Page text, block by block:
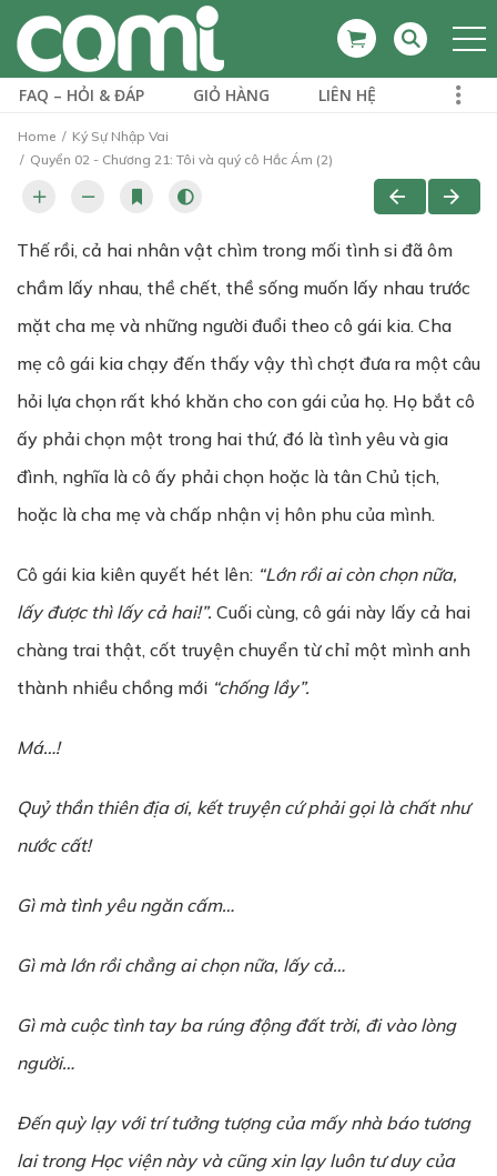
FAQ – HỎI & ĐÁP GIỎ HÀNG LIÊN HỆ
Home
Ký Sự Nhập Vai
Quyển 02 - Chương 21: Tôi và quý cô Hắc Ám (2)
Thế rồi, cả hai nhân vật chìm trong mối tình si đã ôm
chầm lấy nhau, thề chết, thề sống muốn lấy nhau trước
mặt cha mẹ và những người đuổi theo cô gái kia. Cha
mẹ cô gái kia chạy đến thấy vậy thì chợt đưa ra một câu
hỏi lựa chọn rất khó khăn cho con gái của họ. Họ bắt cô
ấy phải chọn một trong hai thứ, đó là tình yêu và gia
đình, nghĩa là cô ấy phải chọn hoặc là tân Chủ tịch,
hoặc là cha mẹ và chấp nhận vị hôn phu của mình.
Cô gái kia kiên quyết hét lên: “Lớn rồi ai còn chọn nữa,
lấy được thì lấy cảhai!”. Cuối cùng, cô gái này lấy cả hai
chàng trai thật, cốt truyện chuyển từ chỉ một mình anh
thành nhiều chồng mới “chống lầy”.
Má…!
Quỷthần thiên địa ơi, kết truyện cứphải gọi là chất như
nước cất!
Gì mà tình yêu ngăn cấm…
Gì mà lớn rồi chẳng ai chọn nữa, lấy cả…
Gì mà cuộc tình tay ba rúng động đất trời, đi vào lòng
người…
Đến quỳ lạy với trí tưởng tượng của mấy nhà báo tương
lai trong Học viện này và cũng xin lạyluôn tư duy của